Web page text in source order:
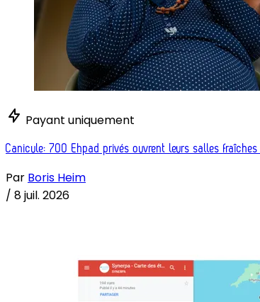
Payant uniquement
Canicule: 700 Ehpad privés ouvrent leurs salles
Par Boris Heim
/ 8 juil. 2026